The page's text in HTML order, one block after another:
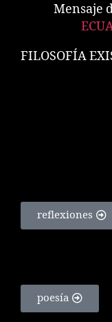
Mensaje
FILOSOFÍA
reflexiones
poesía